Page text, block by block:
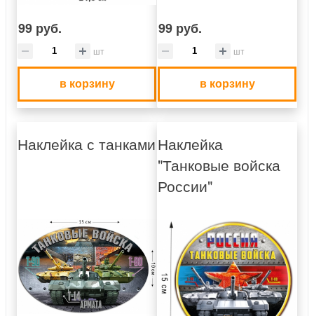
99 руб.
шт
в корзину
99 руб.
шт
в корзину
Наклейка с танкамиНаклейка
"Танковые войска
России"